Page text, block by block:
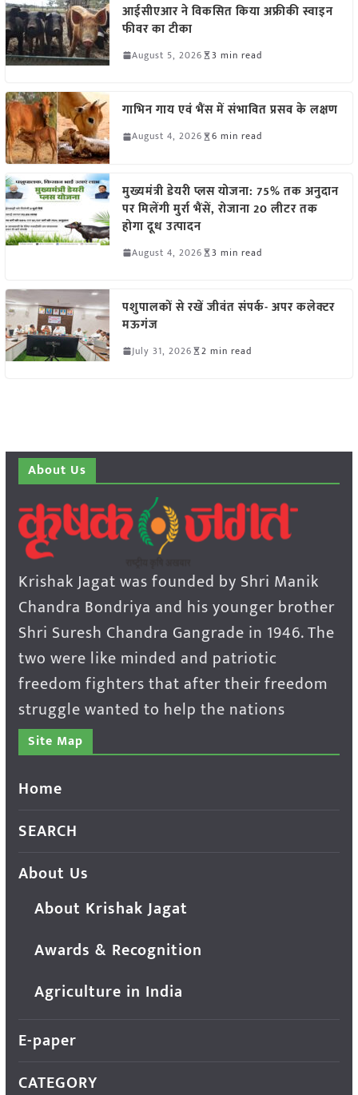
आईसीएआर ने विकसित किया अफ्रीकी स्वाइन
फीवर का टीका
August 5, 2026 3 min read
गाभिन गाय एवं भैंस में संभावित प्रसव के लक्षण
August 4, 2026 6 min read
मुख्यमंत्री डेयरी प्लस योजना: 75% तक अनुदान
पर मिलेंगी मुर्रा भैंसें, रोजाना 20 लीटर तक
होगा दूध उत्पादन
August 4, 2026 3 min read
पशुपालकों से रखें जीवंत संपर्क- अपर कलेक्टर
मऊगंज
July 31, 2026 2 min read
About Us
Krishak Jagat was founded by Shri Manik
Chandra Bondriya and his younger brother
Shri Suresh Chandra Gangrade in 1946. The
two were like minded and patriotic
freedom fighters that after their freedom
struggle wanted to help the nations
Site Map
Home
SEARCH
About Us
About Krishak Jagat
Awards & Recognition
Agriculture in India
E-paper
CATEGORY